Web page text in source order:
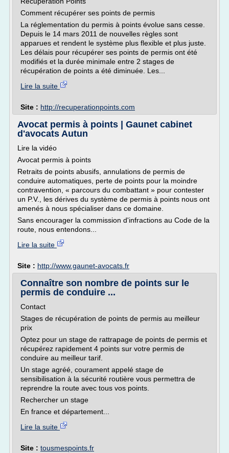
Comment récupérer ses points de permis
La réglementation du permis à points évolue sans cesse.
Depuis le 14 mars 2011 de nouvelles règles sont
apparues et rendent le système plus flexible et plus juste.
Les délais pour récupérer ses points de permis ont été
modifiés et la durée minimale entre 2 stages de
récupération de points a été diminuée. Les...
Lire la suite
Site : http://recuperationpoints.com
Avocat permis à points | Gaunet cabinet
d'avocats Autun
Lire la vidéo
Avocat permis à points
Retraits de points abusifs, annulations de permis de
conduire automatiques, perte de points pour la moindre
contravention, « parcours du combattant » pour contester
un P.V., les dérives du système de permis à points nous ont
amenés à nous spécialiser dans ce domaine.
Sans encourager la commission d'infractions au Code de la
route, nous entendons...
Lire la suite
Site : http://www.gaunet-avocats.fr
Connaître son nombre de points sur le
permis de conduire ...
Contact
Stages de récupération de points de permis au meilleur
prix
Optez pour un stage de rattrapage de points de permis et
récupérez rapidement 4 points sur votre permis de
conduire au meilleur tarif.
Un stage agréé, courament appelé stage de
sensibilisation à la sécurité routière vous permettra de
reprendre la route avec tous vos points.
Rechercher un stage
En france et département...
Lire la suite
Site : tousmespoints.fr